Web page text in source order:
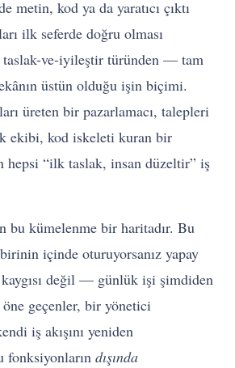
metin, kod ya da yaratıcı çıktı
ilk seferde doğru olması
taslak-ve-iyileştir türünden — tam
üstün olduğu işin biçimi.
üreten bir pazarlamacı, talepleri
ekibi, kod iskeleti kuran bir
hepsi “ilk taslak, insan düzeltir” iş
bu kümelenme bir haritadır. Bu
içinde oturuyorsanız yapay
değil — günlük işi şimdiden
öne geçenler, bir yönetici
iş akışını yeniden
fonksiyonlarındışında